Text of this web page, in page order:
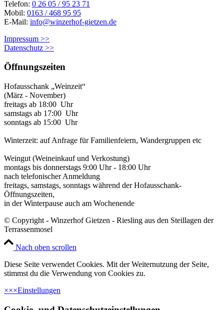
Telefon: 0 26 05 / 95 23 71
Mobil: 0163 / 468 95 95
E-Mail: info@winzerhof-gietzen.de
Impressum >>
Datenschutz >>
Öffnungszeiten
Hofausschank „Weinzeit“
(März - November)
freitags ab 18:00 Uhr
samstags ab 17:00 Uhr
sonntags ab 15:00 Uhr
Winterzeit: auf Anfrage für Familienfeiern, Wandergruppen etc
Weingut (Weineinkauf und Verkostung)
montags bis donnerstags 9:00 Uhr - 18:00 Uhr
nach telefonischer Anmeldung
freitags, samstags, sonntags während der Hofausschank-
Öffnungszeiten,
in der Winterpause auch am Wochenende
© Copyright - Winzerhof Gietzen - Riesling aus den Steillagen der
Terrassenmosel
Nach oben scrollen
Diese Seite verwendet Cookies. Mit der Weiternutzung der Seite,
stimmst du die Verwendung von Cookies zu.
×××Einstellungen